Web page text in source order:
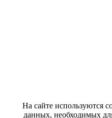
На сайте используются
данных, необходимых